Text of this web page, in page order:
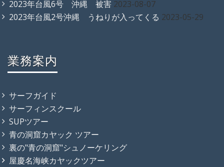
2023年台風6号 沖縄 被害 2023-08-07
2023年台風2号沖縄 うねりが入ってくる 2023-05-29
業務案内
サーフガイド
サーフィンスクール
SUPツアー
青の洞窟カヤック ツアー
裏の"青の洞窟"シュノーケリング
屋慶名海峡カヤックツアー